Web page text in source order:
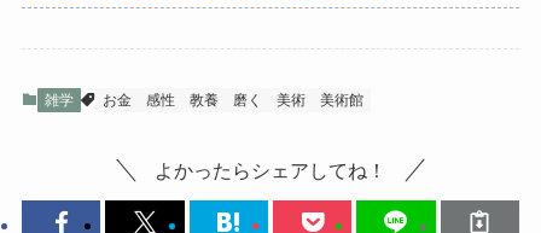
雑学 お金 感性 教養 磨く 美術 美術館
よかったらシェアしてね！